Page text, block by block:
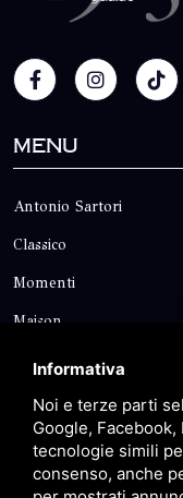
Menu
Antonio Sartori
Classico
Momenti
Maison
Blog
Sitemap
Contatti
Informativa
Noi e terze parti
Google,
tecnologie simili
consenso, anche